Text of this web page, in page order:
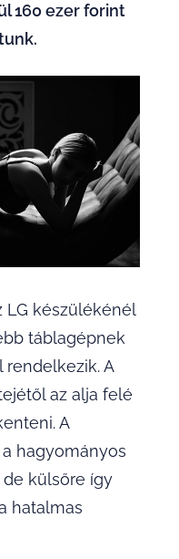
160 ezer forint
LG készülékénél
táblagépnek
A
az alja felé
A
hagyományos
külsőre így
hatalmas